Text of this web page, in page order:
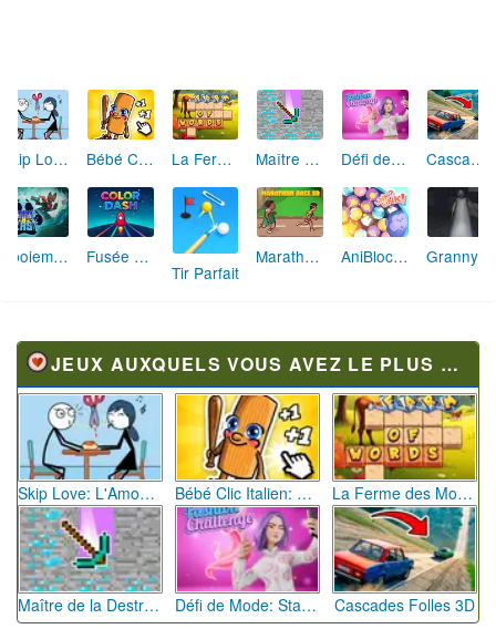
Skip Love: L'Amour en Péril Bébé Clic Italien: La Folie des Petits Bambins La Ferme des Mots - Cultivez votre Vocabulaire Maître de la Destruction: Fusion de Pioches Défi de Mode: Star du Podium Cascades Folles 3D
Aboiement Stellaire : Aventure Canine Fusée Chromatique: La Course des Couleurs
Tir Parfait
Marathon Champion io AniBlocos: Connecte les Animaux Mignons!
JEUX AUXQUELS VOUS AVEZ LE PLUS JOUÉ
Skip Love: L'Amour en Péril Bébé Clic Italien: La Folie des Petits Bambins La Ferme des Mots - Cultivez votre Vocabulaire
Maître de la Destruction: Fusion de Pioches Défi de Mode: Star du Podium Cascades Folles 3D